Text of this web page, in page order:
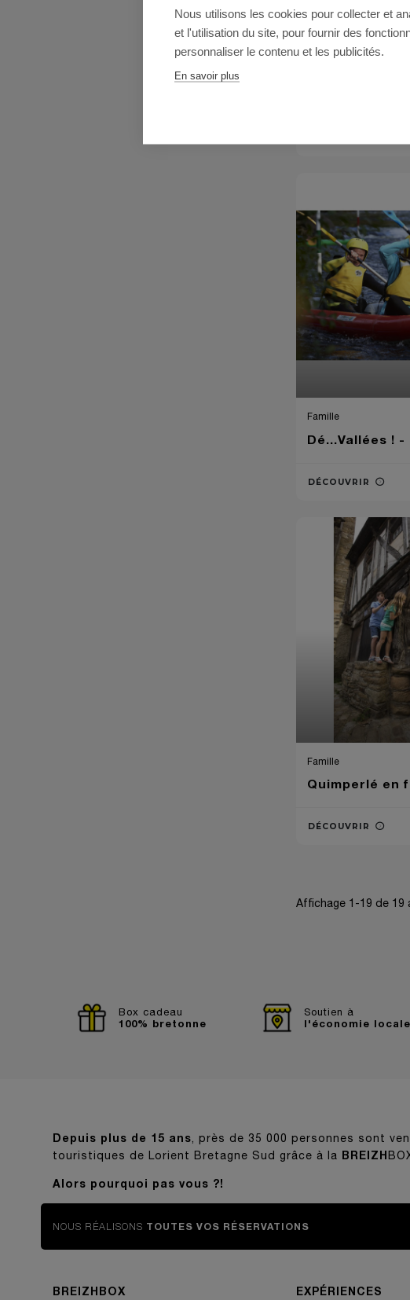
Nous utilisons les cookies pour collecter et
et l'utilisation du site, pour fournir des
personnaliser le contenu et les publicités.
En savoir plus
Famille
Dé...Vallées ! -
DÉCOUVRIR
Famille
Quimperlé en
DÉCOUVRIR
Affichage 1-19 de 19
Box cadeau
100% bretonne
Soutien à
l'économie locale
Depuis plus de 15 ans , près de 35 000 personnes sont
touristiques de Lorient Bretagne Sud grâce à la BREIZH
Alors pourquoi pas vous ?!
NOUS RÉALISONS TOUTES VOS RÉSERVATIONS
BREIZHBOX EXPÉRIENCES